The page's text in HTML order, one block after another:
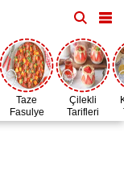
Taze
Fasulye
Zamanı
Çilekli
Tarifleri